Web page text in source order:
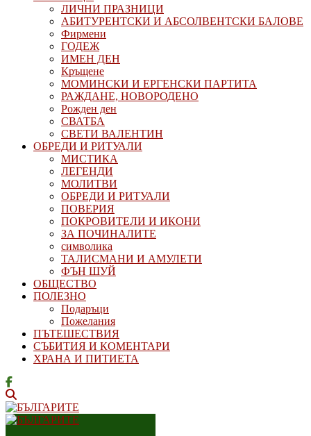
ЛИЧНИ ПРАЗНИЦИ
АБИТУРЕНТСКИ И АБСОЛВЕНТСКИ БАЛОВЕ
Фирмени
ГОДЕЖ
ИМЕН ДЕН
Кръщене
МОМИНСКИ И ЕРГЕНСКИ ПАРТИТА
РАЖДАНЕ, НОВОРОДЕНО
Рожден ден
СВАТБА
СВЕТИ ВАЛЕНТИН
ОБРЕДИ И РИТУАЛИ
МИСТИКА
ЛЕГЕНДИ
МОЛИТВИ
ОБРЕДИ И РИТУАЛИ
ПОВЕРИЯ
ПОКРОВИТЕЛИ И ИКОНИ
ЗА ПОЧИНАЛИТЕ
символика
ТАЛИСМАНИ И АМУЛЕТИ
ФЪН ШУЙ
ОБЩЕСТВО
ПОЛЕЗНО
Подаръци
Пожелания
ПЪТЕШЕСТВИЯ
СЪБИТИЯ И КОМЕНТАРИ
ХРАНА И ПИТИЕТА